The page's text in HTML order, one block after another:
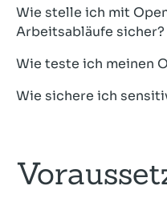
Wie stelle ich mit
Arbeitsabläufe sicher?
Wie teste ich meinen
Wie sichere ich